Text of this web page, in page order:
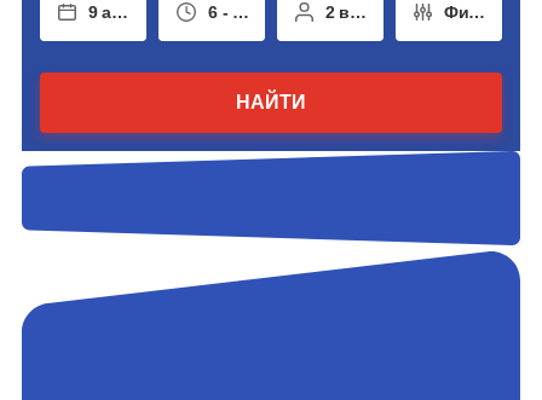
9 авг - 18 авг 6 - 14 ночей 2 взрослых Фильтры
НАЙТИ